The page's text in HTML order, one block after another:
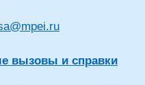
вызовы и справки